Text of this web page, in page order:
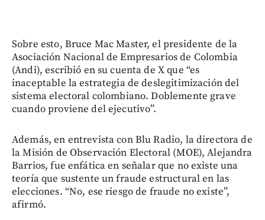
Sobre esto, Bruce Mac Master, el presidente de la
Asociación Nacional de Empresarios de Colombia
(Andi), escribió en su cuenta de X que “es
inaceptable la estrategia de deslegitimización del
sistema electoral colombiano. Doblemente grave
cuando proviene del ejecutivo”.
Además, en entrevista con Blu Radio, la directora de
la Misión de Observación Electoral (MOE), Alejandra
Barrios, fue enfática en señalar que no existe una
teoría que sustente un fraude estructural en las
elecciones. “No, ese riesgo de fraude no existe”,
afirmó.